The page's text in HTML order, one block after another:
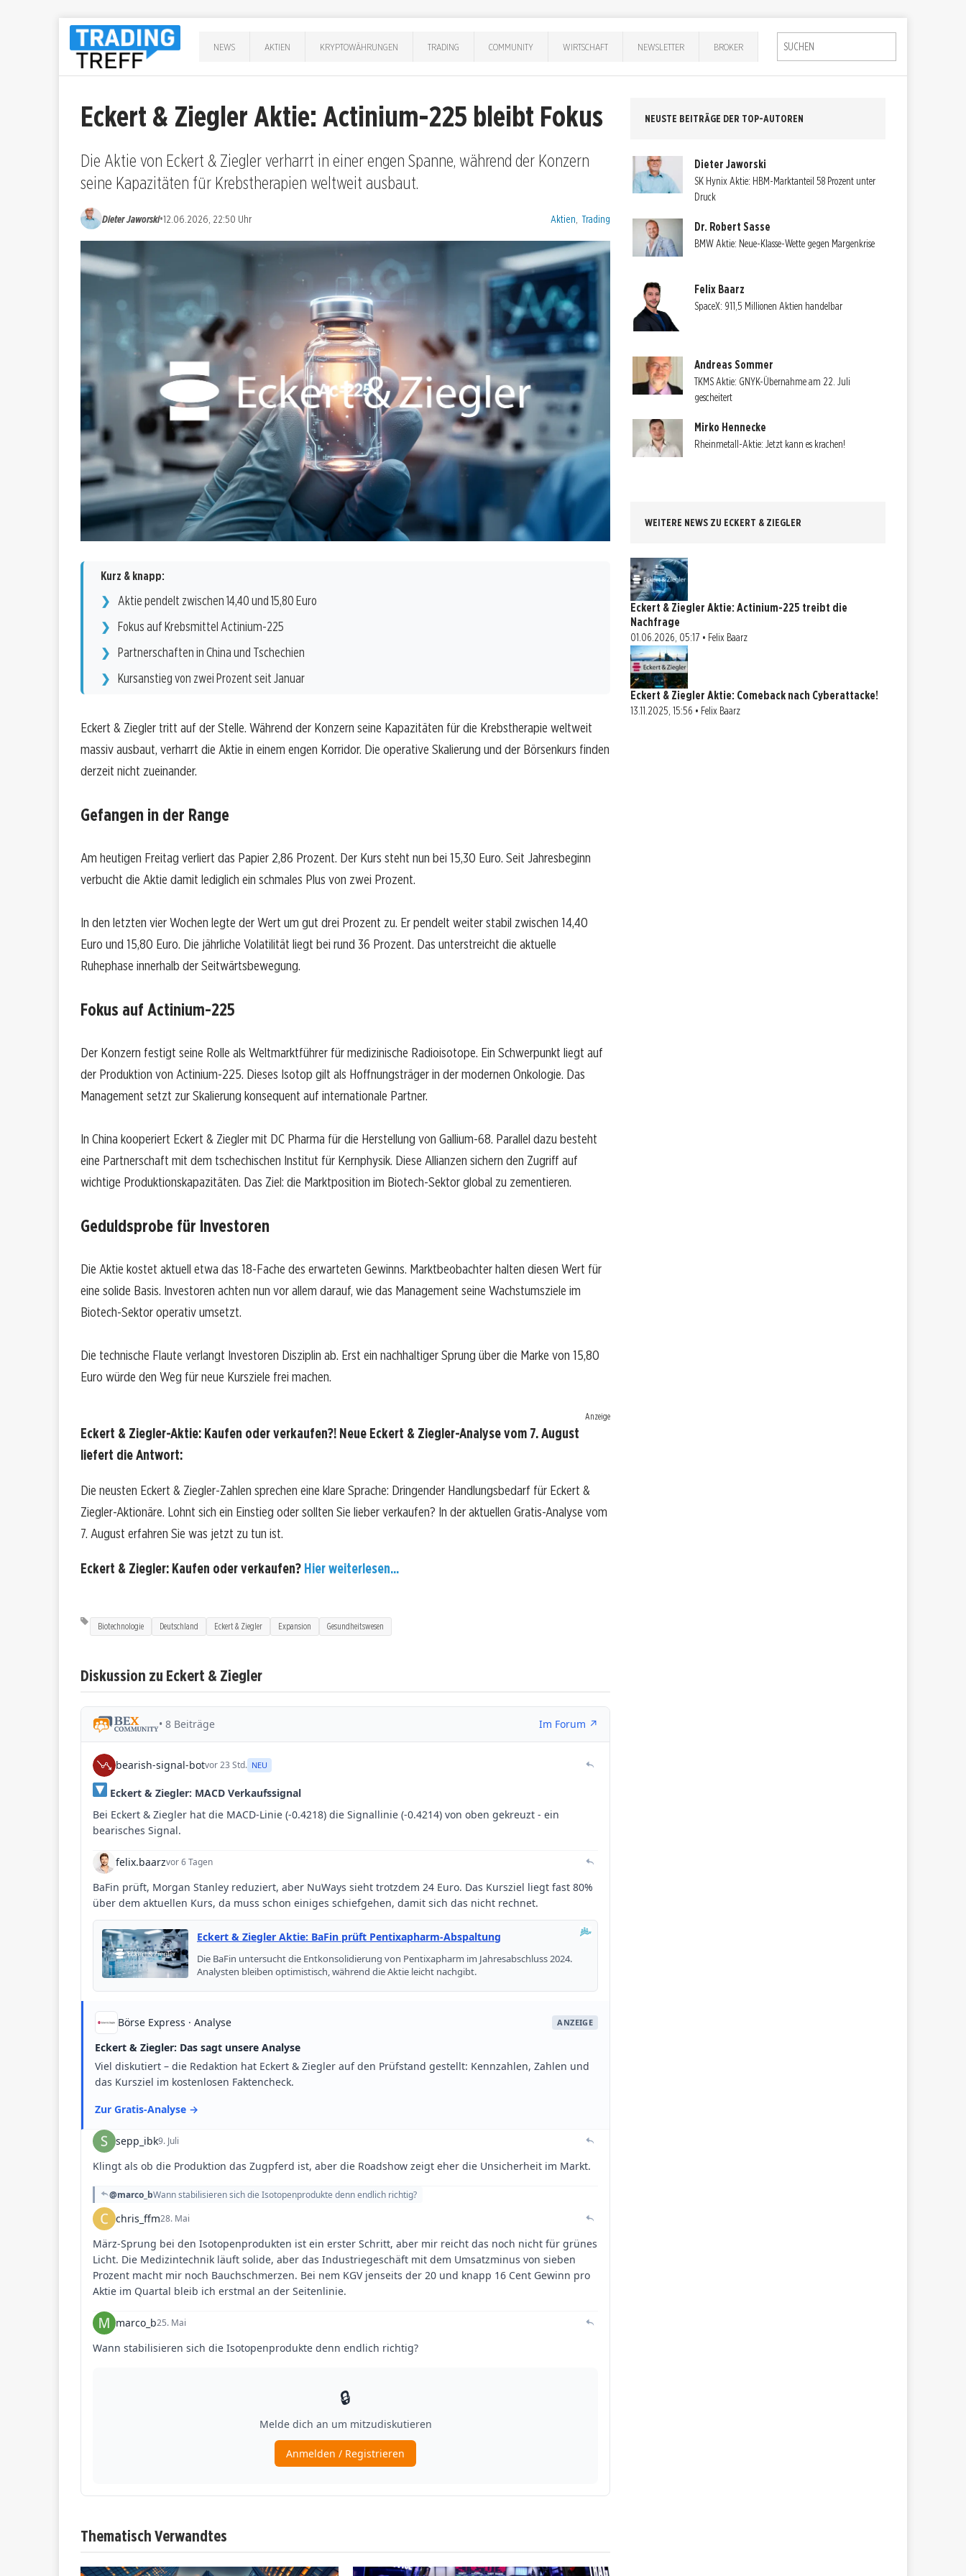
NEWS AKTIEN KRYPTOWÄHRUNGEN TRADING COMMUNITY WIRTSCHAFT NEWSLETTER BROKER
Eckert & Ziegler Aktie: Actinium-225 bleibt Fokus
Die Aktie von Eckert & Ziegler verharrt in einer engen Spanne, während der Konzern
seine Kapazitäten für Krebstherapien weltweit ausbaut.
Dieter Jaworski•12.06.2026, 22:50 Uhr Kategorien:
Aktien Trading
Kurz & knapp:
Aktie pendelt zwischen 14,40 und 15,80 Euro
Fokus auf Krebsmittel Actinium-225
Partnerschaften in China und Tschechien
Kursanstieg von zwei Prozent seit Januar
Eckert & Ziegler tritt auf der Stelle. Während der Konzern seine Kapazitäten für die Krebstherapie weltweit
massiv ausbaut, verharrt die Aktie in einem engen Korridor. Die operative Skalierung und der Börsenkurs finden
derzeit nicht zueinander.
Gefangen in der Range
Am heutigen Freitag verliert das Papier 2,86 Prozent. Der Kurs steht nun bei 15,30 Euro. Seit Jahresbeginn
verbucht die Aktie damit lediglich ein schmales Plus von zwei Prozent.
In den letzten vier Wochen legte der Wert um gut drei Prozent zu. Er pendelt weiter stabil zwischen 14,40
Euro und 15,80 Euro. Die jährliche Volatilität liegt bei rund 36 Prozent. Das unterstreicht die aktuelle
Ruhephase innerhalb der Seitwärtsbewegung.
Fokus auf Actinium-225
Der Konzern festigt seine Rolle als Weltmarktführer für medizinische Radioisotope. Ein Schwerpunkt liegt auf
der Produktion von Actinium-225. Dieses Isotop gilt als Hoffnungsträger in der modernen Onkologie. Das
Management setzt zur Skalierung konsequent auf internationale Partner.
In China kooperiert Eckert & Ziegler mit DC Pharma für die Herstellung von Gallium-68. Parallel dazu besteht
eine Partnerschaft mit dem tschechischen Institut für Kernphysik. Diese Allianzen sichern den Zugriff auf
wichtige Produktionskapazitäten. Das Ziel: die Marktposition im Biotech-Sektor global zu zementieren.
Geduldsprobe für Investoren
Die Aktie kostet aktuell etwa das 18-Fache des erwarteten Gewinns. Marktbeobachter halten diesen Wert für
eine solide Basis. Investoren achten nun vor allem darauf, wie das Management seine Wachstumsziele im
Biotech-Sektor operativ umsetzt.
Die technische Flaute verlangt Investoren Disziplin ab. Erst ein nachhaltiger Sprung über die Marke von 15,80
Euro würde den Weg für neue Kursziele frei machen.
Anzeige
Eckert & Ziegler-Aktie: Kaufen oder verkaufen?! Neue Eckert & Ziegler-Analyse vom 7. August
liefert die Antwort:
Die neusten Eckert & Ziegler-Zahlen sprechen eine klare Sprache: Dringender Handlungsbedarf für Eckert &
Ziegler-Aktionäre. Lohnt sich ein Einstieg oder sollten Sie lieber verkaufen? In der aktuellen Gratis-Analyse vom
7. August erfahren Sie was jetzt zu tun ist.
Eckert & Ziegler: Kaufen oder verkaufen? Hier weiterlesen...
Biotechnologie Deutschland Eckert & Ziegler Expansion Gesundheitswesen
Diskussion zu Eckert & Ziegler
Thematisch Verwandtes
NEUSTE BEITRÄGE DER TOP-AUTOREN
Dieter Jaworski
SK Hynix Aktie: HBM-Marktanteil 58 Prozent unter
Druck
Dr. Robert Sasse
BMW Aktie: Neue-Klasse-Wette gegen Margenkrise
Felix Baarz
SpaceX: 911,5 Millionen Aktien handelbar
Andreas Sommer
TKMS Aktie: GNYK-Übernahme am 22. Juli
gescheitert
Mirko Hennecke
Rheinmetall-Aktie: Jetzt kann es krachen!
WEITERE NEWS ZU ECKERT & ZIEGLER
Eckert & Ziegler Aktie: Actinium-225 treibt die
Nachfrage
01.06.2026, 05:17 • Felix Baarz
Eckert & Ziegler Aktie: Comeback nach Cyberattacke!
13.11.2025, 15:56 • Felix Baarz